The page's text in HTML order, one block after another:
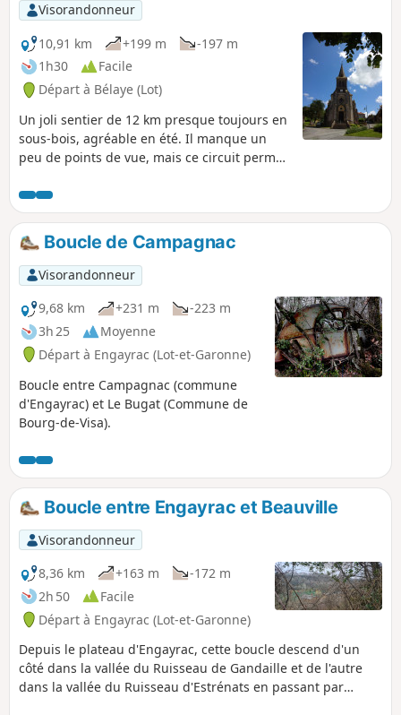
Visorandonneur
10,91 km
+199 m
-197 m
1h30
Facile
Départ à Bélaye (Lot)
Un joli sentier de 12 km presque toujours en
sous-bois, agréable en été. Il manque un
peu de points de vue, mais ce circuit permet
fois au Tuc, on aperçoit le Lot à nos pieds.
Boucle de Campagnac
Visorandonneur
9,68 km
+231 m
-223 m
3h 25
Moyenne
Départ à Engayrac (Lot-et-Garonne)
Boucle entre Campagnac (commune
d'Engayrac) et Le Bugat (Commune de
Bourg-de-Visa).
Boucle entre Engayrac et Beauville
Visorandonneur
8,36 km
+163 m
-172 m
2h 50
Facile
Départ à Engayrac (Lot-et-Garonne)
Depuis le plateau d'Engayrac, cette boucle descend d'un
côté dans la vallée du Ruisseau de Gandaille et de l'autre
dans la vallée du Ruisseau d'Estrénats en passant par